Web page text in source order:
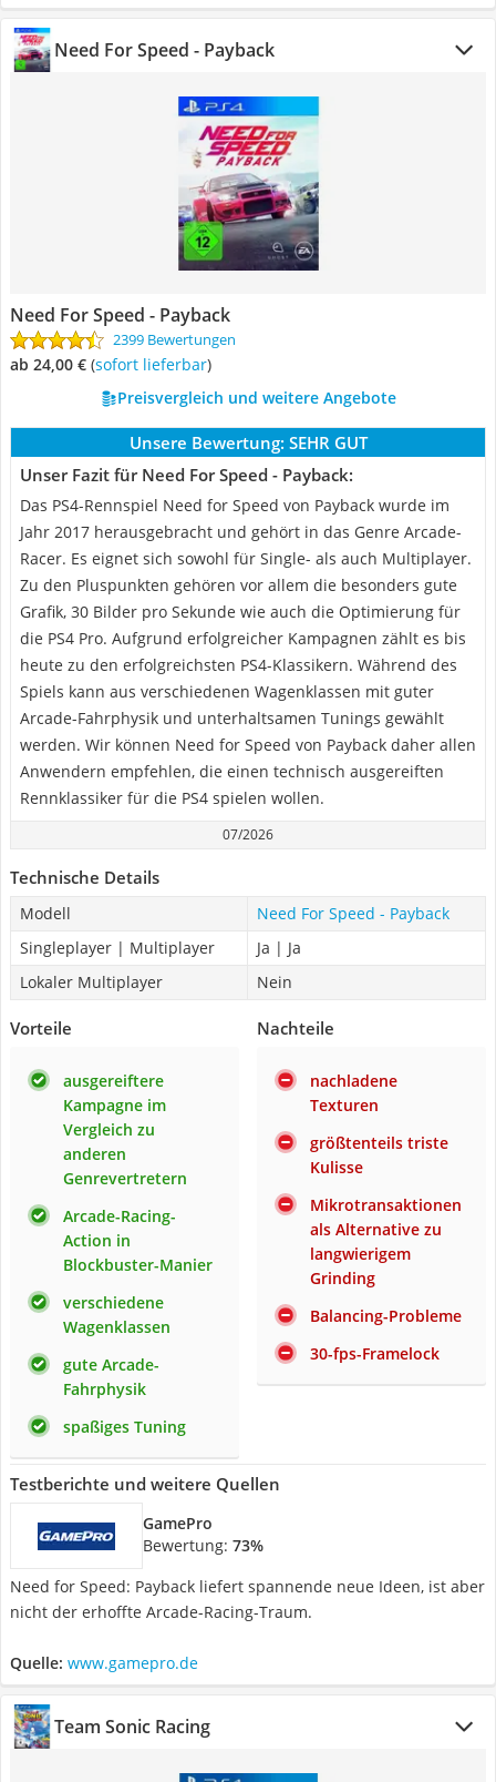
Need For Speed - Payback
Need For Speed - Payback
2399 Bewertungen
ab 24,00 € ( Sofort lieferbar)
Preisvergleich und weitere Angebote
Unsere Bewertung: SEHR GUT
Unser Fazit für Need For Speed - Payback:
Das PS4-Rennspiel Need for Speed von Payback wurde im
Jahr 2017 herausgebracht und gehört in das Genre Arcade-
Racer. Es eignet sich sowohl für Single- als auch Multiplayer.
Zu den Pluspunkten gehören vor allem die besonders gute
Grafik, 30 Bilder pro Sekunde wie auch die Optimierung für
die PS4 Pro. Aufgrund erfolgreicher Kampagnen zählt es bis
heute zu den erfolgreichsten PS4-Klassikern. Während des
Spiels kann aus verschiedenen Wagenklassen mit guter
Arcade-Fahrphysik und unterhaltsamen Tunings gewählt
werden. Wir können Need for Speed von Payback daher allen
Anwendern empfehlen, die einen technisch ausgereiften
Rennklassiker für die PS4 spielen wollen.
07/2026
Technische Details
Modell
Need For Speed - Payback
Singleplayer | Multiplayer
Ja | Ja
Lokaler Multiplayer
Nein
Vorteile
ausgereiftere
Kampagne im
Vergleich zu
anderen
Genrevertretern
Arcade-Racing-
Action in
Blockbuster-Manier
verschiedene
Wagenklassen
gute Arcade-
Fahrphysik
spaßiges Tuning
Nachteile
nachladene
Texturen
größtenteils triste
Kulisse
Mikrotransaktionen
als Alternative zu
langwierigem
Grinding
Balancing-Probleme
30-fps-Framelock
Testberichte und weitere Quellen
GamePro
Bewertung: 73%
Need for Speed: Payback liefert spannende neue Ideen, ist aber
nicht der erhoffte Arcade-Racing-Traum.
Quelle: www.gamepro.de
Team Sonic Racing